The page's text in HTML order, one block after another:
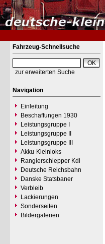
Fahrzeug-Schnellsuche
zur erweiterten Suche
Navigation
Einleitung
Beschaffungen 1930
Leistungsgruppe I
Leistungsgruppe II
Leistungsgruppe III
Akku-Kleinloks
Rangierschlepper Kdl
Deutsche Reichsbahn
Danske Statsbaner
Verbleib
Lackierungen
Sonderseiten
Bildergalerien